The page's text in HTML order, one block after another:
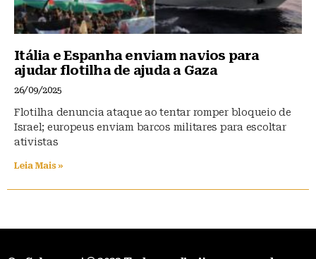
Itália e Espanha enviam navios para
ajudar flotilha de ajuda a Gaza
26/09/2025
Flotilha denuncia ataque ao tentar romper bloqueio de
Israel; europeus enviam barcos militares para escoltar
ativistas
Leia Mais »